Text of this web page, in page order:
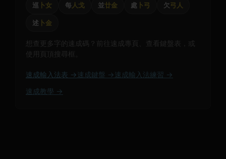
巡 卜女 每人戈 並廿金 處 卜弓 欠弓人
述 卜金
想查更多字的速成碼？前往速成專頁、查看鍵盤表，或
使用頁頂搜尋框。
速成輸入法表 → 速成鍵盤 → 速成輸入法練習 →
速成教學 →